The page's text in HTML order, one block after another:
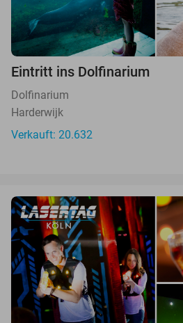
Eintritt ins Dolfinarium
Dolfinarium
Harderwijk
Verkauft: 20.632